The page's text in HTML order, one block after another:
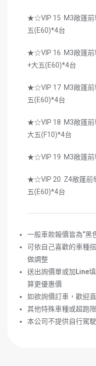
★☆VIP 15 M3敞篷前
五(E60)*4台
★☆VIP 16 M3敞篷前
+大五(E60)*4台
★☆VIP 17 M3敞篷前
五(E60)*4台
★☆VIP 18 M3敞篷前
大五(F10)*4台
★☆VIP 19 M3敞篷前
★☆VIP 20 Z4敞篷前
五(E60)*4台
一般車款報價皆為”黑
可依自己喜歡的車種
做調整
送出詢價單或加Line
算更優惠價
如欲詢價訂車，歡迎
其他特殊車種或超跑
本公司不提供自行駕駛